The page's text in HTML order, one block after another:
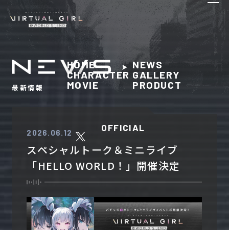
HOME
NEWS
CHARACTER GALLERY
MOVIE
PRODUCT
OFFICIAL
最新情報
2026.06.12
スペシャルトーク＆ミニライブ
「HELLO WORLD！」開催決定